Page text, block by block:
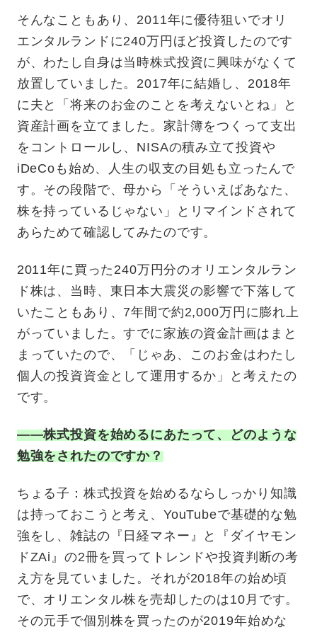
そんなこともあり、2011年に優待狙いでオリ
エンタルランドに240万円ほど投資したのです
が、わたし自身は当時株式投資に興味がなくて
放置していました。2017年に結婚し、2018年
に夫と「将来のお金のことを考えないとね」と
資産計画を立てました。家計簿をつくって支出
をコントロールし、NISAの積み立て投資や
iDeCoも始め、人生の収支の目処も立ったんで
す。その段階で、母から「そういえばあなた、
株を持っているじゃない」とリマインドされて
あらためて確認してみたのです。
2011年に買った240万円分のオリエンタルラン
ド株は、当時、東日本大震災の影響で下落して
いたこともあり、7年間で約2,000万円に膨れ上
がっていました。すでに家族の資金計画はまと
まっていたので、「じゃあ、このお金はわたし
個人の投資資金として運用するか」と考えたの
です。
——株式投資を始めるにあたって、どのような
勉強をされたのですか？
ちょる子：株式投資を始めるならしっかり知識
は持っておこうと考え、YouTubeで基礎的な勉
強をし、雑誌の『日経マネー』と『ダイヤモン
ドZAi』の2冊を買ってトレンドや投資判断の考
え方を見ていました。それが2018年の始め頃
で、オリエンタル株を売却したのは10月です。
その元手で個別株を買ったのが2019年始めな